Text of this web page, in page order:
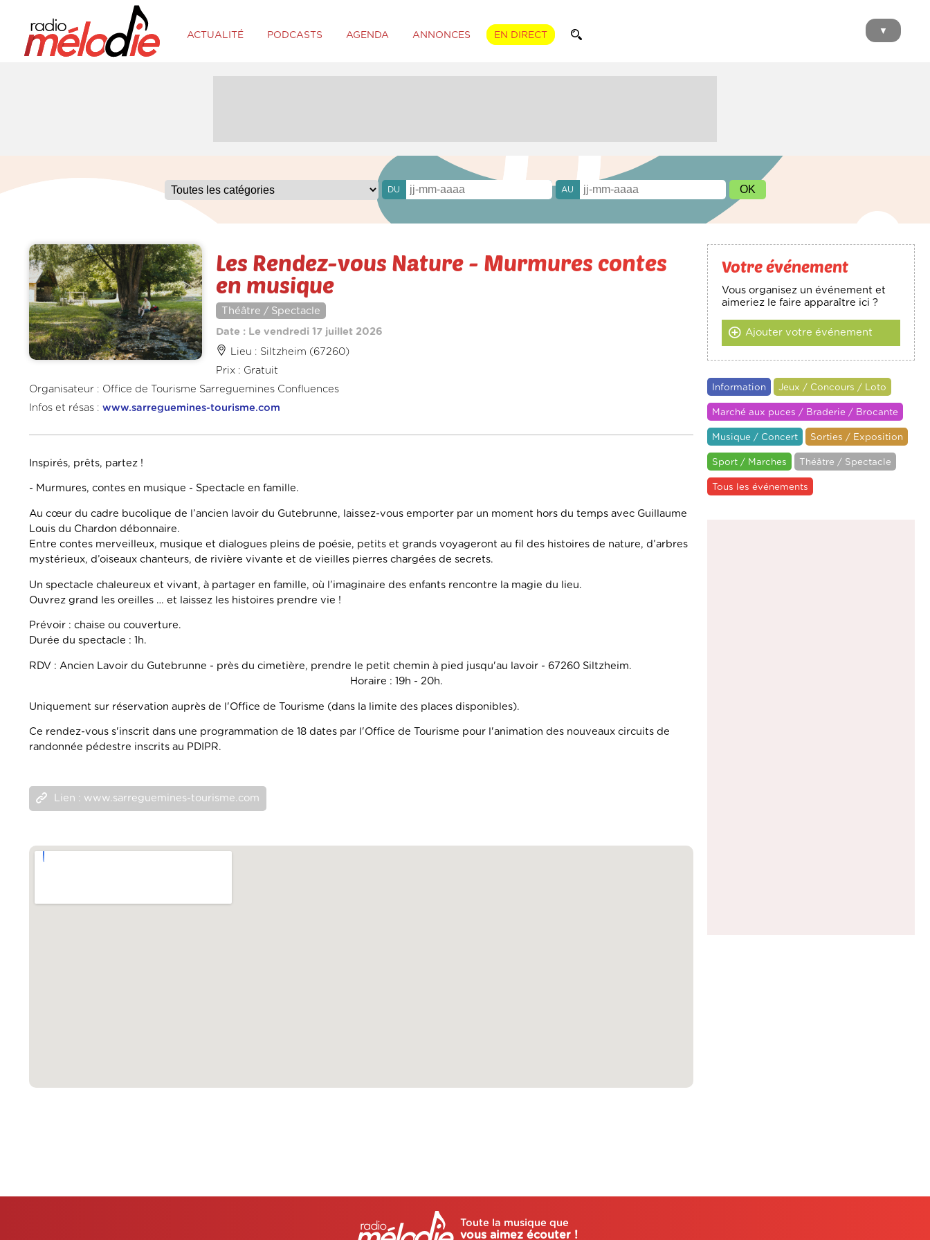
ACTUALITÉ PODCASTS AGENDA ANNONCES EN DIRECT ▼
DU AU
Les Rendez-vous Nature - Murmures contes
en musique
Théâtre / Spectacle
Date : Le vendredi 17 juillet 2026
Lieu : Siltzheim (67260)
Prix : Gratuit
Organisateur : Office de Tourisme Sarreguemines Confluences
Infos et résas : www.sarreguemines-tourisme.com
Inspirés, prêts, partez !
- Murmures, contes en musique - Spectacle en famille.
Au cœur du cadre bucolique de l’ancien lavoir du Gutebrunne, laissez-vous emporter par un moment hors du temps avec Guillaume
Louis du Chardon débonnaire.
Entre contes merveilleux, musique et dialogues pleins de poésie, petits et grands voyageront au fil des histoires de nature, d’arbres
mystérieux, d’oiseaux chanteurs, de rivière vivante et de vieilles pierres chargées de secrets.
Un spectacle chaleureux et vivant, à partager en famille, où l’imaginaire des enfants rencontre la magie du lieu.
Ouvrez grand les oreilles … et laissez les histoires prendre vie !
Prévoir : chaise ou couverture.
Durée du spectacle : 1h.
RDV : Ancien Lavoir du Gutebrunne - près du cimetière, prendre le petit chemin à pied jusqu'au lavoir - 67260 Siltzheim.
Horaire : 19h - 20h.
Uniquement sur réservation auprès de l'Office de Tourisme (dans la limite des places disponibles).
Ce rendez-vous s'inscrit dans une programmation de 18 dates par l'Office de Tourisme pour l'animation des nouveaux circuits de
randonnée pédestre inscrits au PDIPR.
Lien : www.sarreguemines-tourisme.com
Votre événement
Vous organisez un événement et
aimeriez le faire apparaître ici ?
Ajouter votre événement
Information Jeux / Concours / Loto
Marché aux puces / Braderie / Brocante
Musique / Concert Sorties / Exposition
Sport / Marches Théâtre / Spectacle
Tous les événements
Toute la musique que
vous aimez écouter !